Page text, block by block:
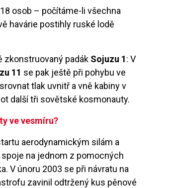
osob – počítáme-li všechna
havárie postihly ruské lodě
zkonstruovaný padák Sojuzu 1: V
11 se pak ještě při pohybu ve
tlak uvnitř a vně kabiny v
další tři sovětské kosmonauty.
ve vesmíru?
aerodynamickým silám a
na jednom z pomocných
V únoru 2003 se při návratu na
zavinil odtržený kus pěnové